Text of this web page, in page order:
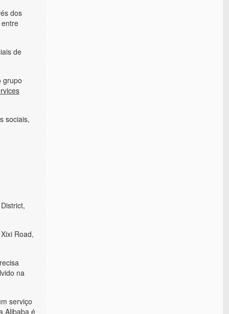
dos
de
grupo
sociais,
Road,
na
serviço
Alibaba é